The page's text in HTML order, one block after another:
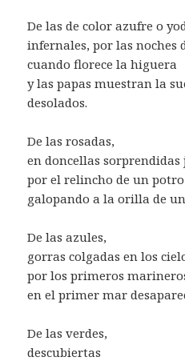
De las de color azufre o
infernales, por las noches
cuando florece la higuera
y las papas muestran la
desolados.
De las rosadas,
en doncellas sorprendidas
por el relincho de un
galopando a la orilla de
De las azules,
gorras colgadas en los
por los primeros
en el primer mar
De las verdes,
descubiertas